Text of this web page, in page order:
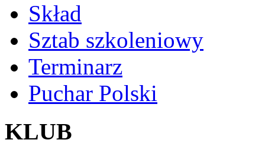
Skład
Sztab szkoleniowy
Terminarz
Puchar Polski
KLUB